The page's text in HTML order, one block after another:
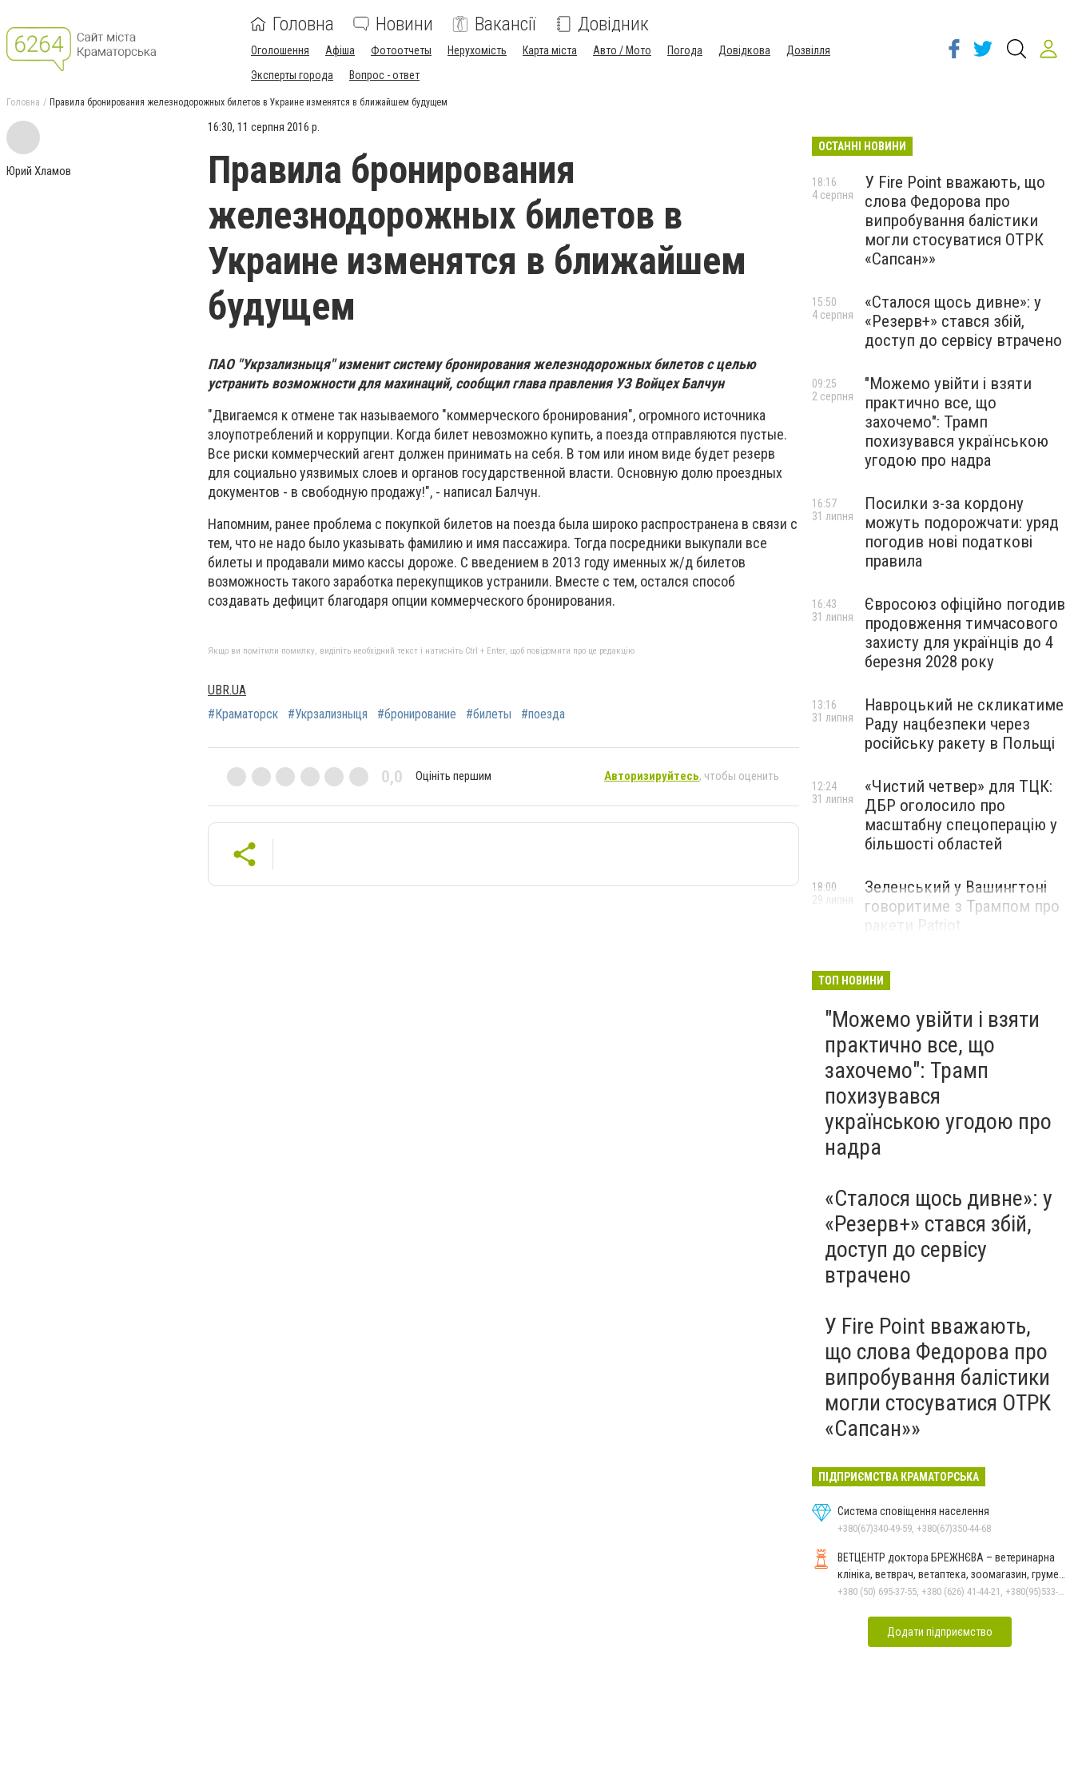
Головна Новини Вакансії Довідник
Оголошення Афіша Фотоотчеты Нерухомість Карта міста Авто / Мото Погода Довідкова
Дозвілля
Эксперты города
Вопрос - ответ
Головна Правила бронирования железнодорожных билетов в Украине изменятся в ближайшем будущем
Юрий Хламов
16:30, 11 серпня 2016 р.
Правила бронирования
железнодорожных билетов в
Украине изменятся в ближайшем
будущем
ПАО "Укрзализныця" изменит систему бронирования железнодорожных билетов с целью
устранить возможности для махинаций, сообщил глава правления УЗ Войцех Балчун
"Двигаемся к отмене так называемого "коммерческого бронирования", огромного источника
злоупотреблений и коррупции. Когда билет невозможно купить, а поезда отправляются пустые.
Все риски коммерческий агент должен принимать на себя. В том или ином виде будет резерв
для социально уязвимых слоев и органов государственной власти. Основную долю проездных
документов - в свободную продажу!", - написал Балчун.
Напомним, ранее проблема с покупкой билетов на поезда была широко распространена в связи с
тем, что не надо было указывать фамилию и имя пассажира. Тогда посредники выкупали все
билеты и продавали мимо кассы дороже. С введением в 2013 году именных ж/д билетов
возможность такого заработка перекупщиков устранили. Вместе с тем, остался способ
создавать дефицит благодаря опции коммерческого бронирования.
Якщо ви помітили помилку, виділіть необхідний текст і натисніть Ctrl + Enter, щоб повідомити про це редакцію
UBR.UA
#Краматорск
#Укрзализныця #бронирование #билеты #поезда
0,0 Оцініть першим Авторизируйтесь, чтобы оценить
ОСТАННІ НОВИНИ
У Fire Point вважають, що
слова Федорова про
випробування балістики
могли стосуватися ОТРК
«Сапсан»»
18:16
4 серпня
«Сталося щось дивне»: у
«Резерв+» стався збій,
доступ до сервісу втрачено
15:50
4 серпня
"Можемо увійти і взяти
практично все, що
захочемо": Трамп
похизувався українською
угодою про надра
09:25
2 серпня
Посилки з-за кордону
можуть подорожчати: уряд
погодив нові податкові
правила
16:57
31 липня
Євросоюз офіційно погодив
продовження тимчасового
захисту для українців до 4
березня 2028 року
16:43
31 липня
Навроцький не скликатиме
Раду нацбезпеки через
російську ракету в Польщі
13:16
31 липня
«Чистий четвер» для ТЦК:
ДБР оголосило про
масштабну спецоперацію у
більшості областей
12:24
31 липня
Зеленський у Вашингтоні
говоритиме з Трампом про
ракети Patriot
18:00
29 липня
ТОП НОВИНИ
"Можемо увійти і взяти
практично все, що
захочемо": Трамп
похизувався
українською угодою про
надра
«Сталося щось дивне»: у
«Резерв+» стався збій,
доступ до сервісу
втрачено
У Fire Point вважають,
що слова Федорова про
випробування балістики
могли стосуватися ОТРК
«Сапсан»»
ПІДПРИЄМСТВА КРАМАТОРСЬКА
Система сповіщення населення
+380(67)340-49-59, +380(67)350-44-68
ВЕТЦЕНТР доктора БРЕЖНЄВА – ветеринарна
клініка, ветврач, ветаптека, зоомагазин, грумер,
стрижки.
+380 (50) 695-37-55, +380 (626) 41-44-21, +380(95)533-90-03
Додати підприємство